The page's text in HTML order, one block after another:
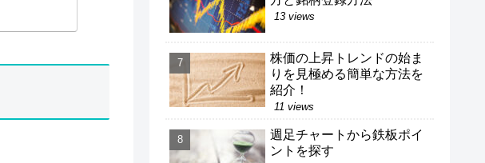
13 views
株価の上昇トレンドの始ま
りを見極める簡単な方法を
紹介！
11 views
週足チャートから鉄板ポイ
ントを探す